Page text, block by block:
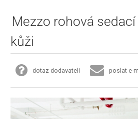
Mezzo rohová
kůži
dotaz dodavateli poslat e-